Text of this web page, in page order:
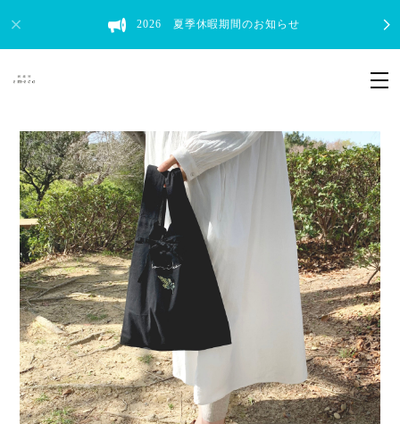
2026 夏季休暇期間のお知らせ